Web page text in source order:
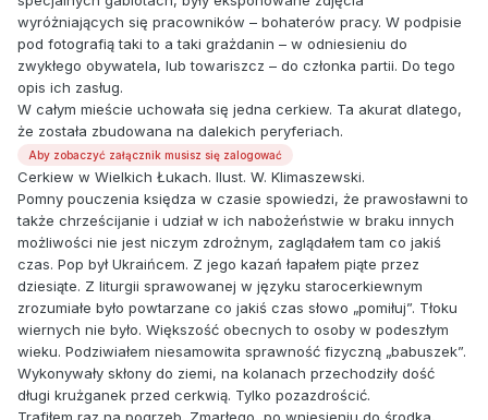
wyróżniających się pracowników – bohaterów pracy. W podpisie
pod fotografią taki to a taki grażdanin – w odniesieniu do
zwykłego obywatela, lub towariszcz – do członka partii. Do tego
opis ich zasług.
W całym mieście uchowała się jedna cerkiew. Ta akurat dlatego,
że została zbudowana na dalekich peryferiach.
Aby zobaczyć załącznik musisz się zalogować
Cerkiew w Wielkich Łukach. Ilust. W. Klimaszewski.
Pomny pouczenia księdza w czasie spowiedzi, że prawosławni to
także chrześcijanie i udział w ich nabożeństwie w braku innych
możliwości nie jest niczym zdrożnym, zaglądałem tam co jakiś
czas. Pop był Ukraińcem. Z jego kazań łapałem piąte przez
dziesiąte. Z liturgii sprawowanej w języku starocerkiewnym
zrozumiałe było powtarzane co jakiś czas słowo „pomiłuj”. Tłoku
wiernych nie było. Większość obecnych to osoby w podeszłym
wieku. Podziwiałem niesamowita sprawność fizyczną „babuszek”.
Wykonywały skłony do ziemi, na kolanach przechodziły dość
długi krużganek przed cerkwią. Tylko pozazdrościć.